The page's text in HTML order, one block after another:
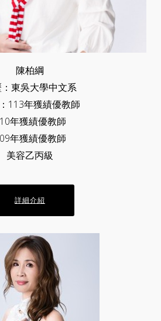
陳柏綱
東吳大學中文系
113年獲績優教師
年獲績優教師
年獲績優教師
美容乙丙級
詳細介紹